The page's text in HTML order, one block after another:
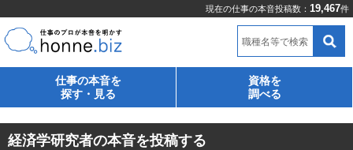
現在の仕事の本音投稿数： 19,467件
職種名等で検索
仕事の本音を
探す・見る
資格を
調べる
経済学研究者の本音を投稿する